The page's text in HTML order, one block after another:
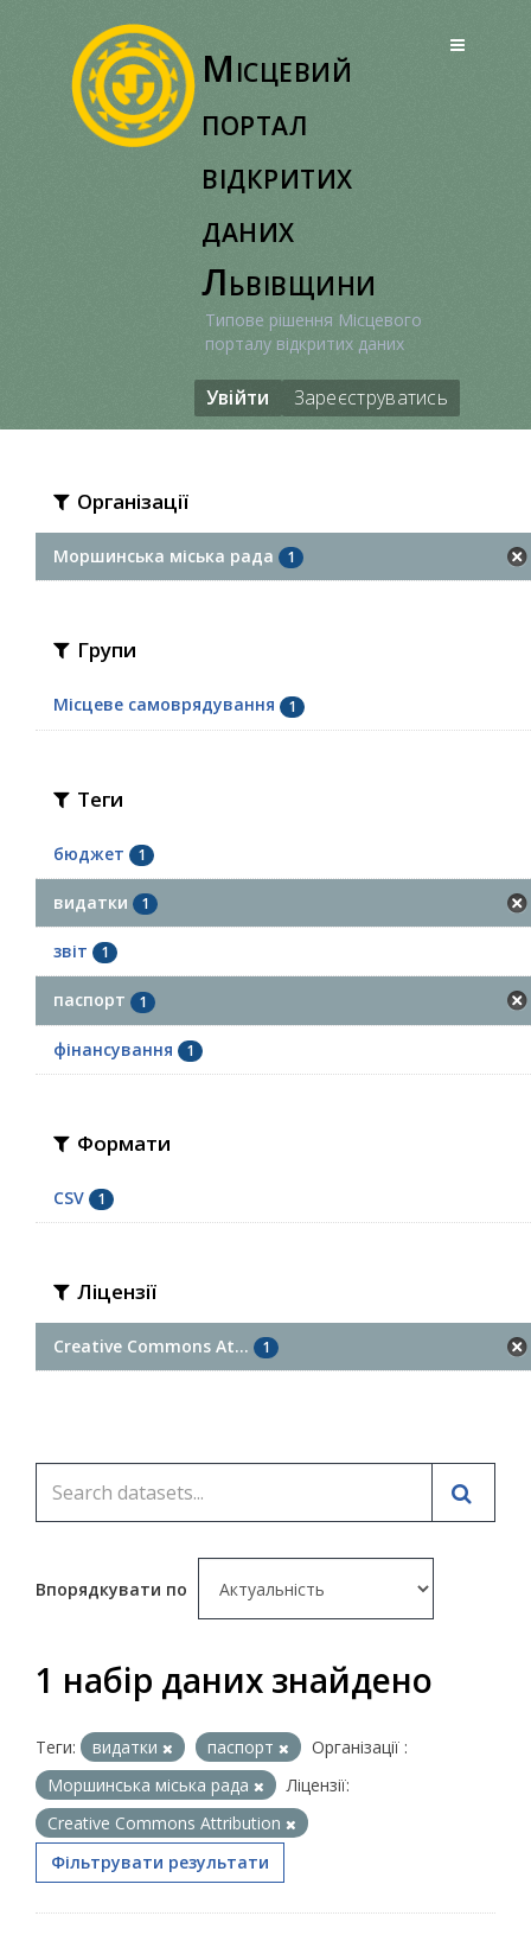
Місцевий
портал
відкритих
даних
Львівщини
Типове рішення Місцевого
порталу відкритих даних
Увійти Зареєструватись
Організації
Моршинська міська рада 1
Групи
Місцеве самоврядування 1
Теги
бюджет 1
видатки 1
звіт 1
паспорт 1
фінансування 1
Формати
CSV 1
Ліцензії
Creative Commons At... 1
Впорядкувати по
1 набір даних знайдено
Теги: видатки паспорт
Організації :
Моршинська міська рада
Ліцензії:
Creative Commons Attribution
Фільтрувати результати